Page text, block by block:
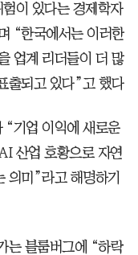
이 있다는 경제학자
“한국에서는 이러한
업계 리더들이 더 많
출되고 있다”고 했다
“기업 이익에 새로운
산업 호황으로 자연
의미”라고 해명하기
는 블룸버그에 “하락